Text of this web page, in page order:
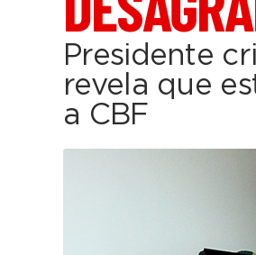
Presidente
revela que
a CBF